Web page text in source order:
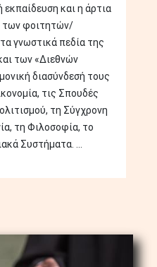
και η άρτια
των φοιτητών/
γνωστικά πεδία της
των «Διεθνών
διασύνδεσή τους
τις Σπουδές
τη Σύγχρονη
τη Φιλοσοφία, το
Συστήματα. ...